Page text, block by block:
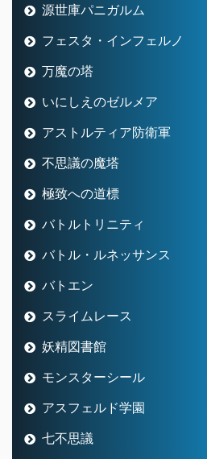
源世庫パニガルム
フェスタ・インフェルノ
万魔の塔
いにしえのゼルメア
アストルティア防衛軍
不思議の魔塔
極致への道標
バトルトリニティ
バトル・ルネッサンス
バトエン
スライムレース
妖精図書館
モンスターシール
アスフェルド学園
七不思議